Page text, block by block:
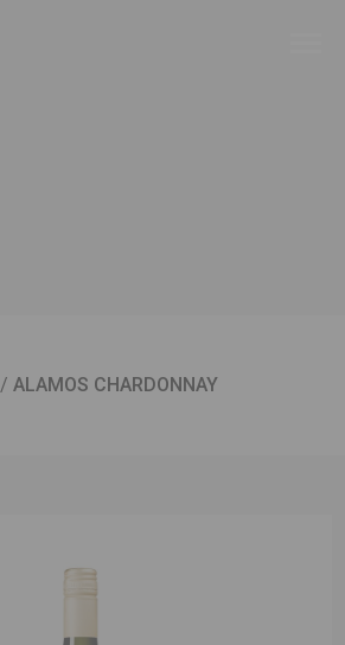
/ALAMOS CHARDONNAY